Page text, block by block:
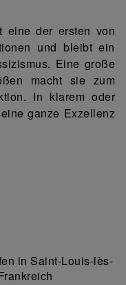
eine der ersten von
und bleibt ein
Eine große
macht sie zum
In klarem oder
ganze Exzellenz
in Saint-Louis-lès-